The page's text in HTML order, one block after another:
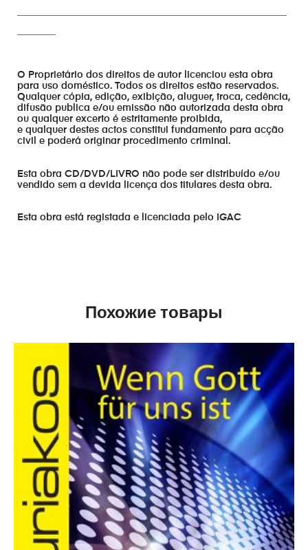
O Proprietário dos direitos de autor licenciou esta obra
para uso doméstico. Todos os direitos estão reservados.
Qualquer cópia, edição, exibição, aluguer, troca, cedência,
difusão publica e/ou emissão não autorizada desta obra
ou qualquer excerto é estritamente proibida,
e qualquer destes actos constitui fundamento para acção
civil e poderá originar procedimento criminal.
Esta obra CD/DVD/LIVRO não pode ser distribuído e/ou
vendido sem a devida licença dos titulares desta obra.
Esta obra está registada e licenciada pelo IGAC
Похожие товары